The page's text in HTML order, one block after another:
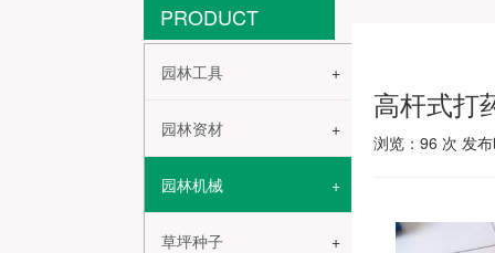
PRODUCT
园林工具
园林资材
园林机械
草坪种子
高杆式打
浏览： 96 次 发